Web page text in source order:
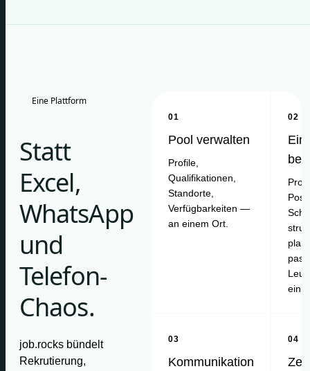
Eine Plattform
Statt
Excel,
WhatsApp
und
Telefon-
Chaos.
job.rocks bündelt
Rekrutierung,
01
Pool verwalten
Profile,
Qualifikationen,
Standorte,
Verfügbarkeiten —
an einem Ort.
02
03
Kommunikation
04